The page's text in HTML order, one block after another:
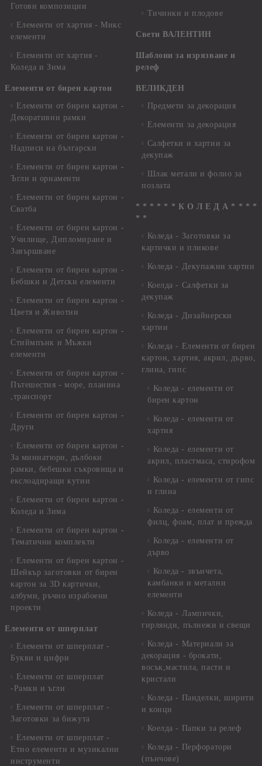
Готови композиции
Елементи от хартия - Микс
елементи
Елементи от хартия -
Коледа и Зима
Елементи от бирен картон
Елементи от бирен картон -
Декоративни рамки
Елементи от бирен картон -
Надписи на български
Елементи от бирен картон -
Ъгли и орнаменти
Елементи от бирен картон -
Сватба
Елементи от бирен картон -
Училище, Дипломиране и
Завършване
Елементи от бирен картон -
Бебшки и Детски елементи
Елементи от бирен картон -
Цветя и Животни
Елементи от бирен картон -
Стиймпънк и Мъжки
елементи
Елементи от бирен картон -
Пътешестия - море, планина
,транспорт
Елементи от бирен картон -
Други
Елементи от бирен картон -
За миниатюри, дълбоки
рамки, бебешки съкровища и
екслоадиращи кутии
Елементи от бирен картон -
Коледа и Зима
Елементи от бирен картон -
Тематични комплекти
Елементи от бирен картон -
Шейкър заготовки от бирен
картон за 3D картички,
албуми, ръчно израбоени
проекти
Елементи от шперплат
Елементи от шперплат -
Букви и цифри
Елементи от шперплат
-Рамки и ъгли
Елементи от шперплат -
Заготовки за бижута
Елементи от шперплат -
Етно елементи и музикални
инструменти
Тичинки и плодове
Свети ВАЛЕНТИН
Шаблони за изрязване и
релеф
ВЕЛИКДЕН
Предмети за декорация
Елементи за декорация
Салфетки и хартии за
декупаж
Шлак метали и фолио за
позлата
* * * * * * К О Л Е Д А * * * *
* *
Коледа - Заготовки за
картички и пликове
Коледа - Декупажни хартии
Коелда - Салфетки за
декупаж
Коледа - Дизайнерски
хартии
Коледа - Eлементи от бирен
картон, хартия, акрил, дърво,
глина, гипс
Коледа - елементи от
бирен картон
Коледа - елементи от
хартия
Коледа - елементи от
акрил, пластмаса, стирофом
Коледа - елементи от гипс
и глина
Коледа - елементи от
филц, фоам, плат и прежда
Коледа - елементи от
дърво
Коледа - звънчета,
камбанки и метални
елементи
Коледа - Лампички,
гирлянди, пълнежи и свещи
Коледа - Материали за
декорация - брокати,
восък,мастила, пасти и
кристали
Коледа - Панделки, ширити
и конци
Коелда - Папки за релеф
Коледа - Перфоратори
(пънчове)